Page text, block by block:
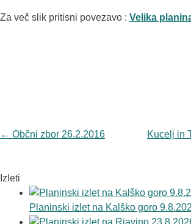
Za več slik pritisni povezavo : Velika
Navigacija
← Občni zbor 26.2.2016
Kucelj in
Izleti
Planinski izlet na Kalško goro